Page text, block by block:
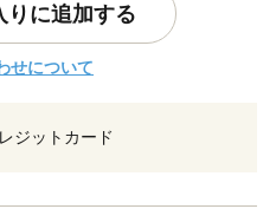
りに追加する
せについて
ジットカード